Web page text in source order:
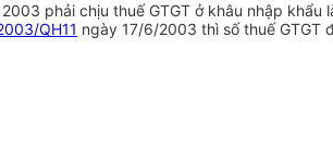
phải chịu thuế GTGT ở khâu nhập
QH11 ngày 17/6/2003 thì số thuế GTGT